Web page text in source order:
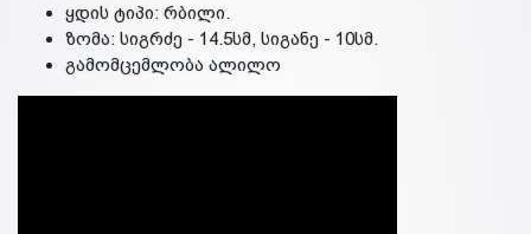
ყდის ტიპი: რბილი.
ზომა: სიგრძე - 14.5სმ, სიგანე - 10სმ.
გამომცემლობა ალილო